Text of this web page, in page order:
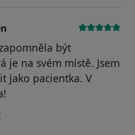
být
je na svém místě. Jsem
jako pacientka. V
Váš účet byl odstraněn